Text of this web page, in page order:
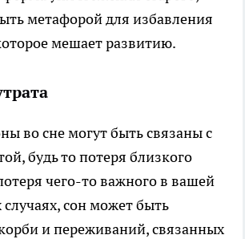
метафорой для избавления
мешает развитию.
во сне могут быть связаны с
будь то потеря близкого
чего-то важного в вашей
сон может быть
и переживаний, связанных